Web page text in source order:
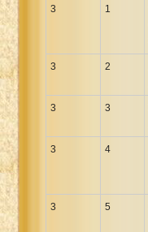
3 1
3 2
3 3
3 4
3 5